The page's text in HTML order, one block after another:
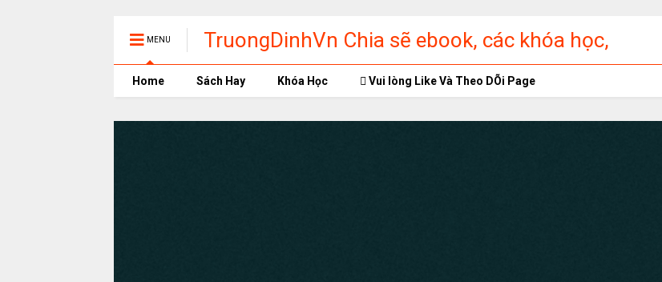
MENU
TruongDinhVn Chia sẽ ebook, các khóa học,
phần mềm học tập miễn phí
Home Sách Hay Khóa Học Vui lòng Like Và Theo DÕi Page